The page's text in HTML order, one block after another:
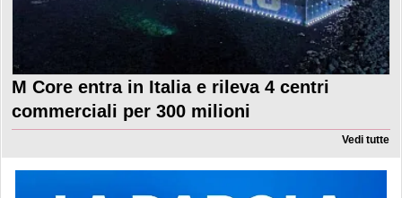
M Core entra in Italia e rileva 4 centri
commerciali per 300 milioni
Vedi tutte